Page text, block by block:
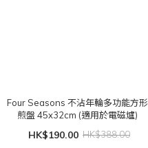
Four Seasons 不沾年輪多功能方形
煎盤 45x32cm (適用於電磁爐)
HK$190.00 HK$388.00